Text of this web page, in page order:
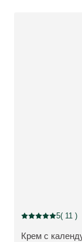
Крем с
Current rating: 5
5( 11 )